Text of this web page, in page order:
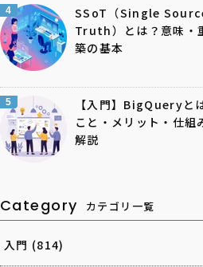
4
SSoT（Single
Truth）とは？意味・
築の基本
5
【入門】BigQueryと
こと・メリット・仕組
解説
Category カテゴリ一覧
入門 (814)